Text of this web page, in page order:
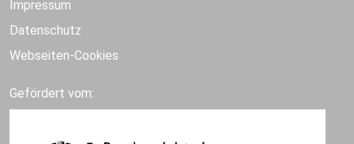
Impressum
Datenschutz
Webseiten-Cookies
Gefördert vom: